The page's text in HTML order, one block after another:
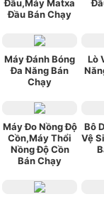
Đầu,Máy Matxa
Đầu Bán Chạy
Máy Đánh Bóng
Đa Năng Bán
Chạy
Lò
Máy Đo Nồng Độ
Cồn,Máy Thổi
Nồng Độ Cồn
Bán Chạy
Bô
Vệ